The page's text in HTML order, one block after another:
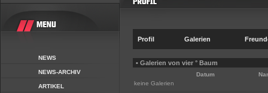
NEWS
NEWS-ARCHIV
ARTIKEL
Profil Galerien
• Galerien von vier ° Baum
Datum
keine Galerien